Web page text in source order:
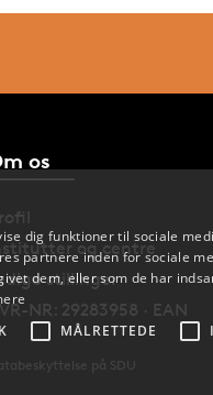
os
og centre
stillinger
NR: 29283958 · EAN
på SDU
dig funktioner til sociale
partnere inden for sociale
dem, eller som de har
MÅLRETTEDE